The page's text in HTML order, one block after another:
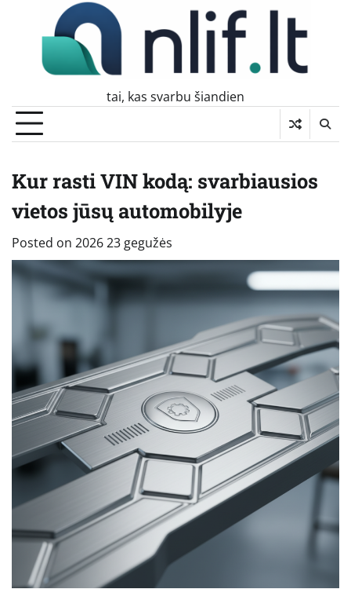
tai, kas svarbu šiandien
Kur rasti VIN kodą: svarbiausios
vietos jūsų automobilyje
Posted on 2026 23 gegužės